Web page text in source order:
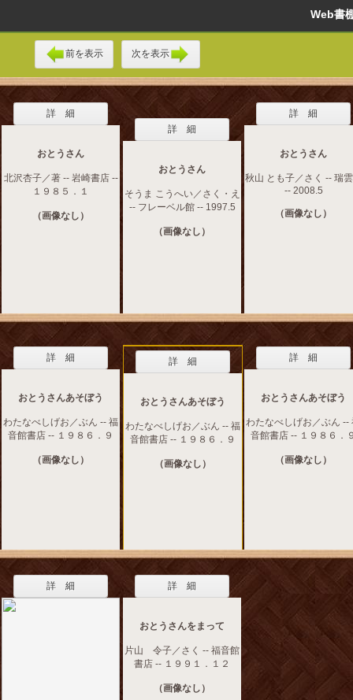
Web
前を表示 次を表示
詳 細
おとうさん
北沢杏子／著 -- 岩崎書店 --
１９８５．１
（画像なし）
詳 細
おとうさん
そうま こうへい／さく・え
-- フレーベル館 -- 1997.5
（画像なし）
詳 細
おとうさん
秋山 とも子／さく -- 瑞
-- 2008.5
（画像なし）
詳 細
おとうさんあそぼう
わたなべしげお／ぶん -- 福
音館書店 -- １９８６．９
（画像なし）
詳 細
おとうさんあそぼう
わたなべしげお／ぶん -- 福
音館書店 -- １９８６．９
（画像なし）
詳 細
おとうさんあそぼう
わたなべしげお／ぶん --
音館書店 -- １９８６．
（画像なし）
詳 細 詳 細
おとうさんをまって
片山 令子／さく -- 福音館
書店 -- １９９１．１２
（画像なし）